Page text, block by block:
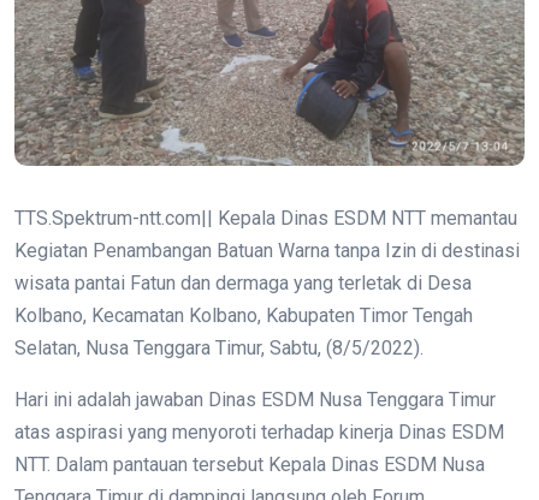
TTS.Spektrum-ntt.com|| Kepala Dinas ESDM NTT memantau
Kegiatan Penambangan Batuan Warna tanpa Izin di destinasi
wisata pantai Fatun dan dermaga yang terletak di Desa
Kolbano, Kecamatan Kolbano, Kabupaten Timor Tengah
Selatan, Nusa Tenggara Timur, Sabtu, (8/5/2022).
Hari ini adalah jawaban Dinas ESDM Nusa Tenggara Timur
atas aspirasi yang menyoroti terhadap kinerja Dinas ESDM
NTT. Dalam pantauan tersebut Kepala Dinas ESDM Nusa